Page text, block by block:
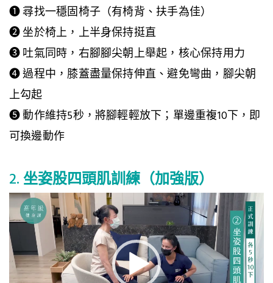
❶ 尋找一穩固椅子（有椅背、扶手為佳）
❷ 坐於椅上，上半身保持挺直
❸ 吐氣同時，右腳腳尖朝上舉起，核心保持用力
❹ 過程中，膝蓋盡量保持伸直、避免彎曲，腳尖朝
上勾起
❺ 動作維持5秒，將腳輕輕放下；單邊重複10下，即
可換邊動作
2.坐姿股四頭肌訓練（加強版）
視
訊
播